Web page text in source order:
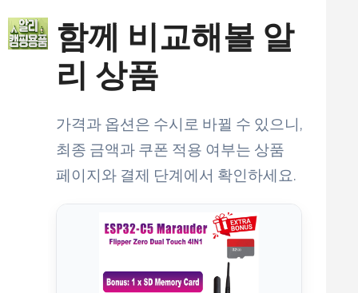
함께 비교해볼 알
리 상품
가격과 옵션은 수시로 바뀔 수 있으니,
최종 금액과 쿠폰 적용 여부는 상품
페이지와 결제 단계에서 확인하세요.